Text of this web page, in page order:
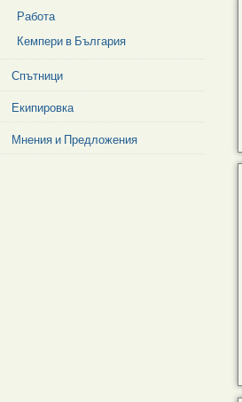
Работа
Кемпери в България
Спътници
Екипировка
Мнения и Предложения